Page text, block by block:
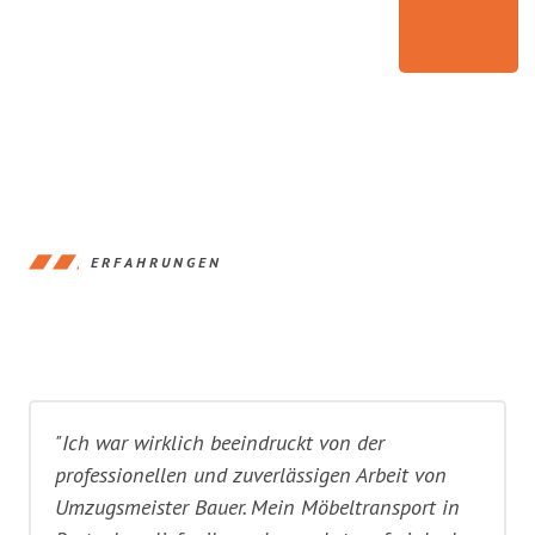
ERFAHRUNGEN
"Ich war wirklich beeindruckt von der
professionellen und zuverlässigen Arbeit von
Umzugsmeister Bauer. Mein Möbeltransport in